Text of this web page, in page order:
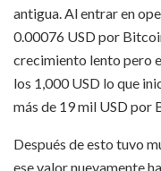
antigua. Al entrar en
0.00076 USD por
crecimiento lento pero
los 1,000 USD lo que
más de 19 mil USD por
Después de esto tuvo
ese valor nuevamente